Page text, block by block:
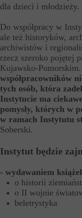
dla dzieci i młodzieży.
Do współpracy w
ale też historyków,
archiwistów i
rzecz szeroko pojętej
Kujawsko-Pomorskim.
współpracowników
tych osób, która
Instytucie ma
pomysły, których w
w ramach Instytutu
Soberski.
Instytut będzie
- wydawaniem
o historii
o II wojnie
beletrystyka